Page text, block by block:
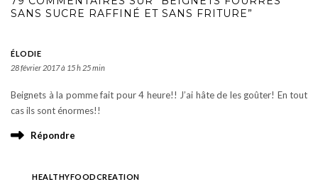
SANS SUCRE RAFFINÉ ET SANS FRITURE”
ÉLODIE
28 février 2017 à 15 h 25 min
Beignets à la pomme fait pour 4 heure!! J’ai hâte de les goûter! En tout
cas ils sont énormes!!
Répondre
HEALTHYFOODCREATION